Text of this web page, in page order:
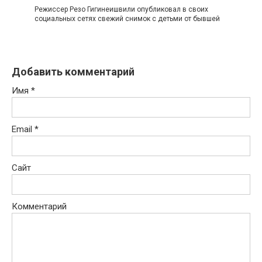
Режиссер Резо Гигинеишвили опубликовал в своих
социальных сетях свежий снимок с детьми от бывшей
Добавить комментарий
Имя *
Email *
Сайт
Комментарий